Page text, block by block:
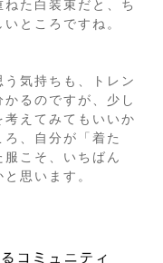
た白装束だと、ち
ところですね。
気持ちも、トレン
かるのですが、少し
えてみてもいいか
、自分が「着た
こそ、いちばん
思います。